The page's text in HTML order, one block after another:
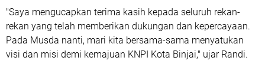
"Saya mengucapkan terima kasih kepada seluruh rekan-
rekan yang telah memberikan dukungan dan kepercayaan.
Pada Musda nanti, mari kita bersama-sama menyatukan
visi dan misi demi kemajuan KNPI Kota Binjai," ujar Randi.